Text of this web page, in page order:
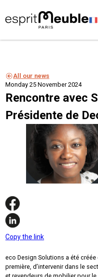
All our news
Monday 25 November 2024
Rencontre avec
Présidente de
Copy the link
eco Design Solutions a été
première, d’intervenir dans le